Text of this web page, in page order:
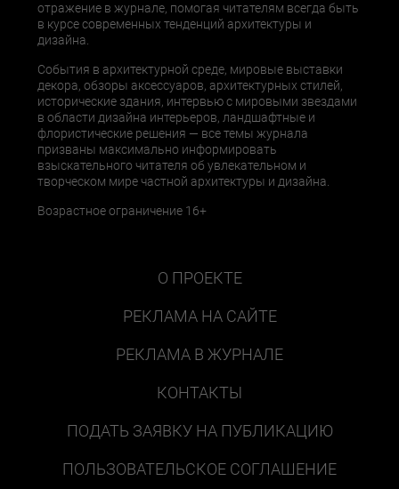
отражение в журнале, помогая читателям всегда быть
в курсе современных тенденций архитектуры и
дизайна.
События в архитектурной среде, мировые выставки
декора, обзоры аксессуаров, архитектурных стилей,
исторические здания, интервью с мировыми звездами
в области дизайна интерьеров, ландшафтные и
флористические решения — все темы журнала
призваны максимально информировать
взыскательного читателя об увлекательном и
творческом мире частной архитектуры и дизайна.
Возрастное ограничение 16+
О ПРОЕКТЕ
РЕКЛАМА НА САЙТЕ
РЕКЛАМА В ЖУРНАЛЕ
КОНТАКТЫ
ПОДАТЬ ЗАЯВКУ НА ПУБЛИКАЦИЮ
ПОЛЬЗОВАТЕЛЬСКОЕ СОГЛАШЕНИЕ